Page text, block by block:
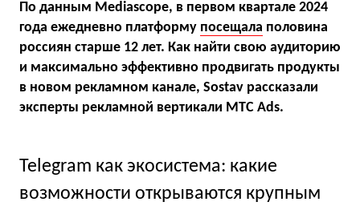
По данным Mediascope, в первом квартале 2024
года ежедневно платформу посещала половина
россиян старше 12 лет. Как найти свою аудиторию
и максимально эффективно продвигать продукты
в новом рекламном канале, Sostav рассказали
эксперты рекламной вертикали МТС Ads.
Telegram как экосистема: какие
возможности открываются крупным